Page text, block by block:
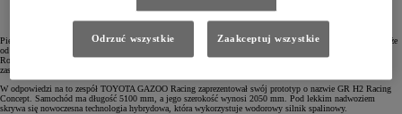
Pierre Fillon, prezes Automobile Club de l'Ouest (ACO) i organizator wyścigu Le Mans 24h, zadeklarował, że
od 2030 roku samochody najwyższej kategorii w tym legendarnym wyścigu będę korzystać z wodoru.
Rozważane jest wprowadzenie technologii ogniw paliwowych albo wykorzystania silnika spalinowego
zasilanego wodorem w formie ciekłej lub gazowej.
W odpowiedzi na to zespół TOYOTA GAZOO Racing zaprezentował swój prototyp o nazwie GR H2 Racing
Concept. Samochód ma długość 5100 mm, a jego szerokość wynosi 2050 mm. Pod lekkim nadwoziem
skrywa się nowoczesna technologia hybrydowa, która wykorzystuje wodorowy silnik spalinowy.
Odrzuć wszystkie Zaakceptuj wszystkie